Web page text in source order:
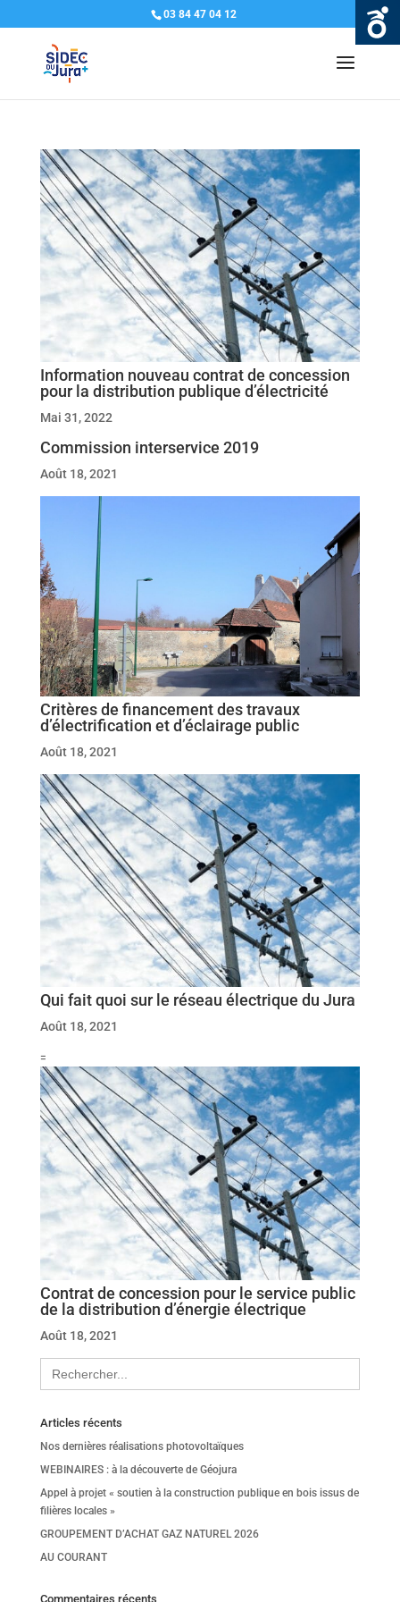
03 84 47 04 12
Information nouveau contrat de concession
pour la distribution publique d’électricité
Mai 31, 2022
Commission interservice 2019
Août 18, 2021
Critères de financement des travaux
d’électrification et d’éclairage public
Août 18, 2021
Qui fait quoi sur le réseau électrique du Jura
Août 18, 2021
=
Contrat de concession pour le service public
de la distribution d’énergie électrique
Août 18, 2021
Search
for:
Articles récents
Nos dernières réalisations photovoltaïques
WEBINAIRES : à la découverte de Géojura
Appel à projet « soutien à la construction publique en bois issus de
filières locales »
GROUPEMENT D’ACHAT GAZ NATUREL 2026
AU COURANT
Commentaires récents